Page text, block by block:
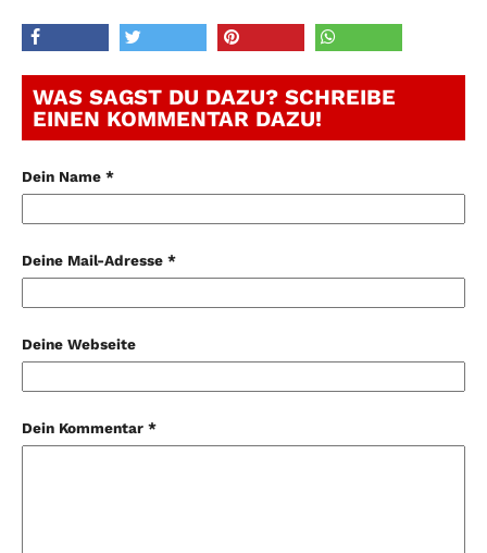
WAS SAGST DU DAZU? SCHREIBE
EINEN KOMMENTAR DAZU!
Dein Name *
Deine Mail-Adresse *
Deine Webseite
Dein Kommentar *